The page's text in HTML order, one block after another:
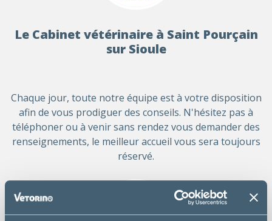
Le Cabinet vétérinaire à Saint Pourçain
sur Sioule
Chaque jour, toute notre équipe est à votre disposition
afin de vous prodiguer des conseils. N'hésitez pas à
téléphoner ou à venir sans rendez vous demander des
renseignements, le meilleur accueil vous sera toujours
réservé.